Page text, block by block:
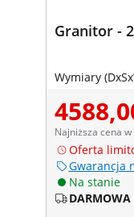
Granitor -
Wymiary
Najniższa cena w
Oferta
Gwarancja
Na stanie
DARMOWA